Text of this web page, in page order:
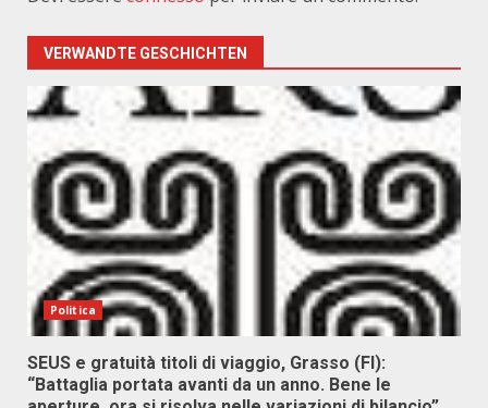
VERWANDTE GESCHICHTEN
Politica
SEUS e gratuità titoli di viaggio, Grasso (FI):
“Battaglia portata avanti da un anno. Bene le